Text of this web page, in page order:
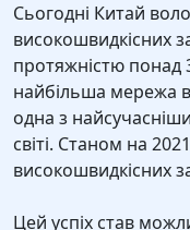
Сьогодні Китай
високошвидкісних
протяжністю понад
найбільша мережа
одна з
світі. Станом на
високошвидкісних
Цей успіх став